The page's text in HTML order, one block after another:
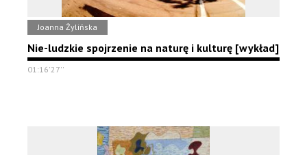
Joanna Żylińska
Nie-ludzkie spojrzenie na naturę i kulturę [wykład]
01:16'27''